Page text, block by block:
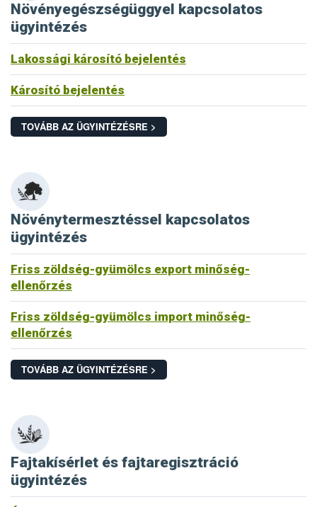
Növényegészségüggyel kapcsolatos
ügyintézés
Lakossági károsító bejelentés
Károsító bejelentés
TOVÁBB AZ ÜGYINTÉZÉSRE >
Növénytermesztéssel kapcsolatos
ügyintézés
Friss zöldség-gyümölcs export minőség-
ellenőrzés
Friss zöldség-gyümölcs import minőség-
ellenőrzés
TOVÁBB AZ ÜGYINTÉZÉSRE >
Fajtakísérlet és fajtaregisztráció
ügyintézés